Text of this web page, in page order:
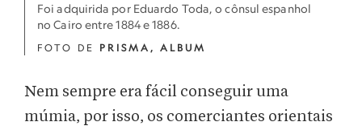
Foi adquirida por Eduardo Toda, o cônsul espanhol
no Cairo entre 1884 e 1886.
FOTO DE PRISMA, ALBUM
Nem sempre era fácil conseguir uma
múmia, por isso, os comerciantes orientais